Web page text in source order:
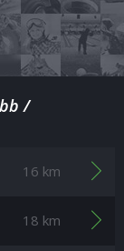
/
16 km
18 km